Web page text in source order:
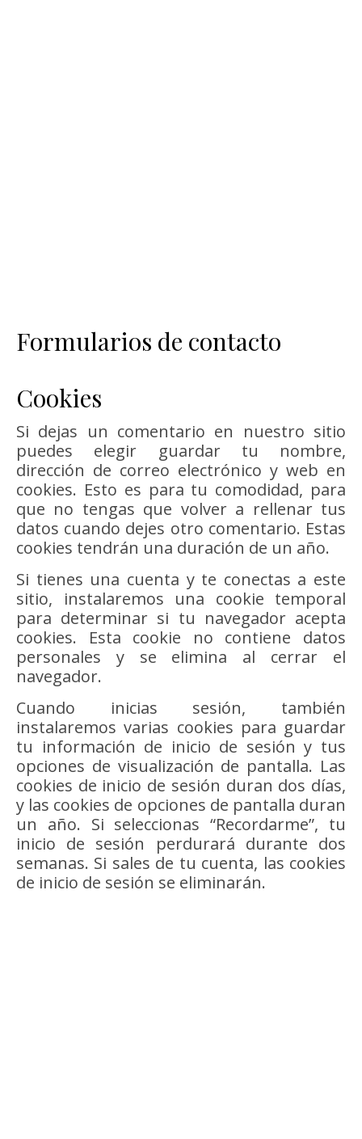
Formularios de contacto
Cookies
Si dejas un comentario en nuestro sitio
puedes elegir guardar tu nombre,
dirección de correo electrónico y web en
cookies. Esto es para tu comodidad, para
que no tengas que volver a rellenar tus
datos cuando dejes otro comentario. Estas
cookies tendrán una duración de un año.
Si tienes una cuenta y te conectas a este
sitio, instalaremos una cookie temporal
para determinar si tu navegador acepta
cookies. Esta cookie no contiene datos
personales y se elimina al cerrar el
navegador.
Cuando inicias sesión, también
instalaremos varias cookies para guardar
tu información de inicio de sesión y tus
opciones de visualización de pantalla. Las
cookies de inicio de sesión duran dos días,
y las cookies de opciones de pantalla duran
un año. Si seleccionas “Recordarme”, tu
inicio de sesión perdurará durante dos
semanas. Si sales de tu cuenta, las cookies
de inicio de sesión se eliminarán.